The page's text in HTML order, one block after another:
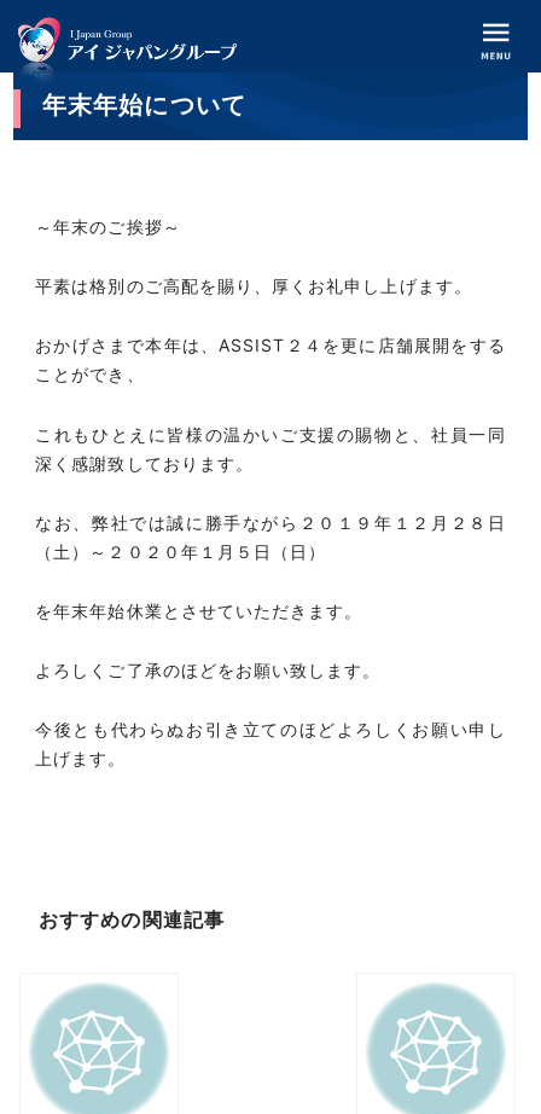
年末年始について
～年末のご挨拶～
平素は格別のご高配を賜り、厚くお礼申し上げます。
おかげさまで本年は、ASSIST２４を更に店舗展開をする
ことができ、
これもひとえに皆様の温かいご支援の賜物と、社員一同
深く感謝致しております。
なお、弊社では誠に勝手ながら２０１９年１２月２８日
（土）～２０２０年１月５日（日）
を年末年始休業とさせていただきます。
よろしくご了承のほどをお願い致します。
今後とも代わらぬお引き立てのほどよろしくお願い申し
上げます。
おすすめの関連記事